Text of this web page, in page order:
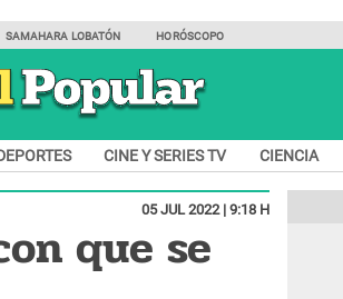
SAMAHARA LOBATÓN HORÓSCOPO
CINE Y SERIES TV CIENCIA
05 JUL 2022 | 9:18 H
que se